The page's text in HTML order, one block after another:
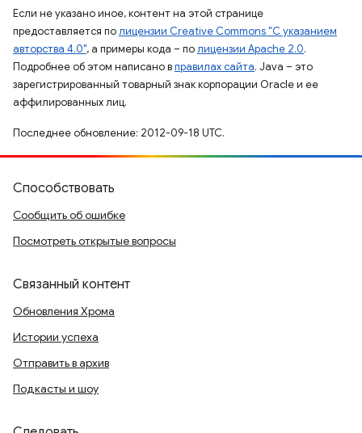
Если не указано иное, контент на этой странице
предоставляется полицензии Creative Commons "С указанием
авторства 4.0", а примеры кода – полицензии Apache 2.0.
Подробнее об этом написано вправилах сайта. Java – это
зарегистрированный товарный знак корпорации Oracle и ее
аффилированных лиц.
Последнее обновление: 2012-09-18 UTC.
Способствовать
Сообщить об ошибке
Посмотреть открытые вопросы
Связанный контент
Обновления Хрома
Истории успеха
Отправить в архив
Подкасты и шоу